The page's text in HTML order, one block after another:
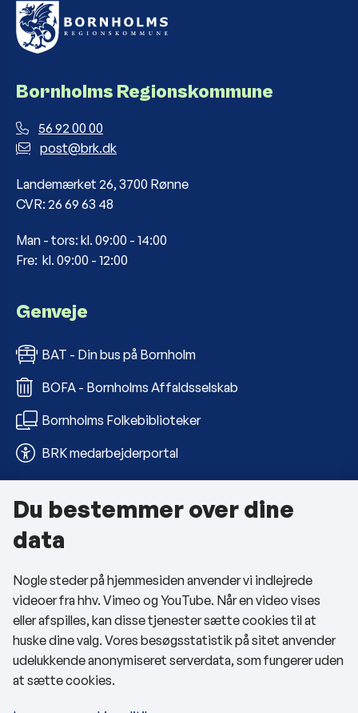
Bornholms Regionskommune
56 92 00 00
post@brk.dk
Landemærket 26, 3700 Rønne
CVR: 26 69 63 48
Man - tors: kl. 09:00 - 14:00
Fre: kl. 09:00 - 12:00
Genveje
BAT - Din bus på Bornholm
BOFA - Bornholms Affaldsselskab
Bornholms Folkebiblioteker
BRK medarbejderportal
Om kommunen
Kontakt os
Telefon- og åbningstider
Tilgængelighedserklæring
Privatlivspolitik
Cookies
Du bestemmer over dine
data
Nogle steder på hjemmesiden anvender vi indlejrede
videoer fra hhv. Vimeo og YouTube. Når en video vises
eller afspilles, kan disse tjenester sætte cookies til at
huske dine valg. Vores besøgsstatistik på sitet anvender
udelukkende anonymiseret serverdata, som fungerer uden
at sætte cookies.